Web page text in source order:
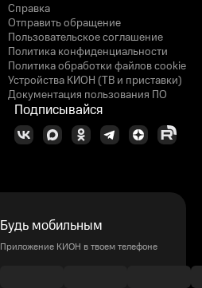
Справка
Отправить обращение
Пользовательское соглашение
Политика конфиденциальности
Политика обработки файлов cookie
Устройства КИОН (ТВ и приставки)
Документация пользования ПО
Подписывайся
Будь мобильным
Приложение КИОН в твоем телефоне